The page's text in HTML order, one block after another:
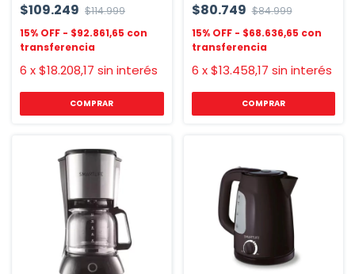
$109.249 $114.999
$92.861,65
6 x$18.208,17 sin interés
COMPRAR
$80.749 $84.999
$68.636,65
6 x$13.458,17 sin interés
COMPRAR